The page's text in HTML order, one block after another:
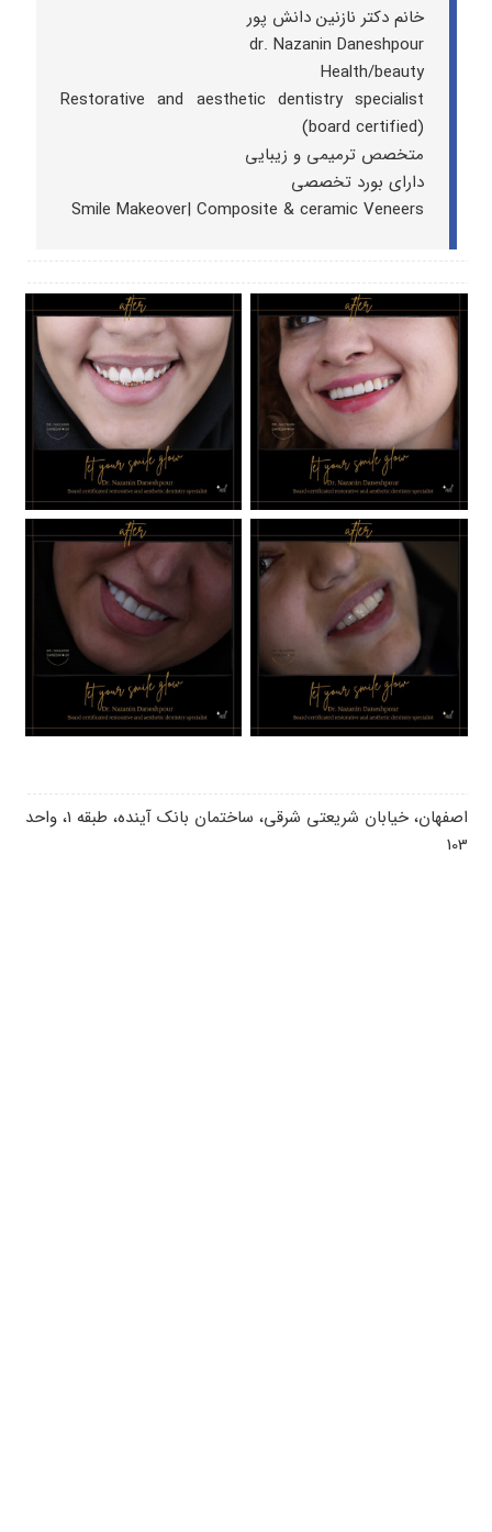
خانم دکتر نازنین دانش پور
dr. Nazanin Daneshpour
Health/beauty
Restorative and aesthetic dentistry specialist
(board certified)
متخصص ترمیمی و زیبایی
دارای بورد تخصصی
Smile Makeover| Composite & ceramic Veneers
اصفهان، خیابان شریعتی شرقی، ساختمان بانک آینده، طبقه 1، واحد
103